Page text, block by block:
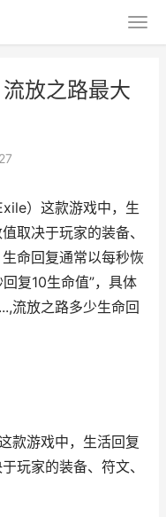
放之路最大
）这款游戏中，生
取决于玩家的装备、
命回复通常以每秒恢
复10生命值”，具体
流放之路多少生命回
款游戏中，生活回复
玩家的装备、符文、